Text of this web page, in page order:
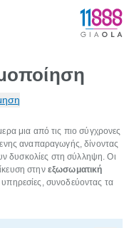
μια από τις πιο σύγχρονες
αναπαραγωγής, δίνοντας
δυσκολίες στη σύλληψη. Οι
στην εξωσωματική
συνοδεύοντας τα